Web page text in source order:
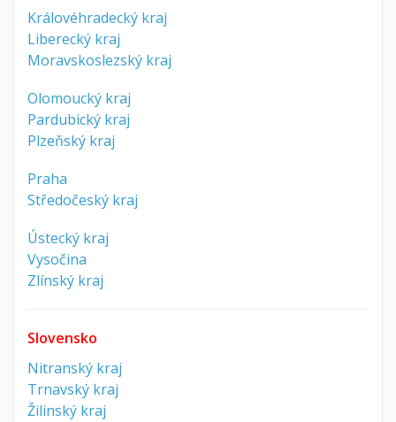
Královéhradecký kraj
Liberecký kraj
Moravskoslezský kraj
Olomoucký kraj
Pardubický kraj
Plzeňský kraj
Praha
Středočeský kraj
Ústecký kraj
Vysočina
Zlínský kraj
Slovensko
Nitranský kraj
Trnavský kraj
Žilinský kraj